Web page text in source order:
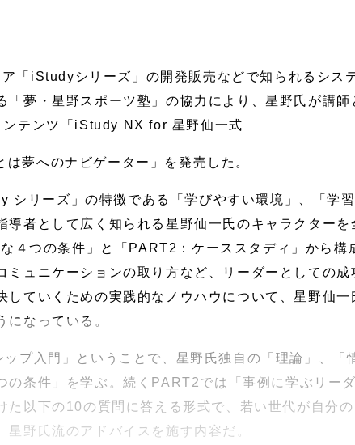
「iStudyシリーズ」の開発販売などで知られるシス
「夢・星野スポーツ塾」の協力により、星野氏が講
ンテンツ「iStudy NX for 星野仙一式
夢へのナビゲーター」を発売した。
シリーズ」の特徴である「学びやすい環境」、「学
導者として広く知られる星野仙一氏のキャラクター
４つの条件」と「PART2：ケーススタディ」から構
ミュニケーションの取り方など、リーダーとしての
していくための実践的なノウハウについて、星野仙
になっている。
プ入門」ということで、星野氏独自の「理論」、「
の条件」を学ぶ。続くPART2では「事例に学ぶリー
た以下の10の質問に答える形式で、若い世代が自分
野氏流のアドバイスを施す内容だ。